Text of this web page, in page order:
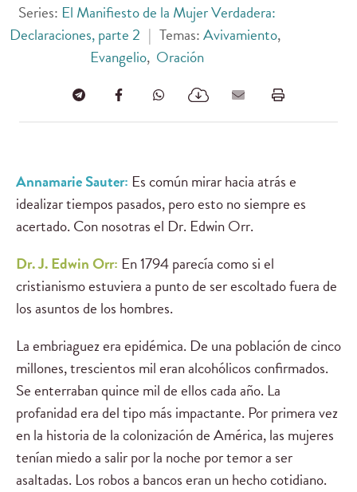
Series: El Manifiesto de la Mujer Verdadera:
Declaraciones, parte 2 | Temas:Avivamiento,
Evangelio, Oración
Annamarie Sauter: Es común mirar hacia atrás e
idealizar tiempos pasados, pero esto no siempre es
acertado. Con nosotras el Dr. Edwin Orr.
Dr. J. Edwin Orr: En 1794 parecía como si el
cristianismo estuviera a punto de ser escoltado fuera de
los asuntos de los hombres.
La embriaguez era epidémica. De una población de cinco
millones, trescientos mil eran alcohólicos confirmados.
Se enterraban quince mil de ellos cada año. La
profanidad era del tipo más impactante. Por primera vez
en la historia de la colonización de América, las mujeres
tenían miedo a salir por la noche por temor a ser
asaltadas. Los robos a bancos eran un hecho cotidiano.